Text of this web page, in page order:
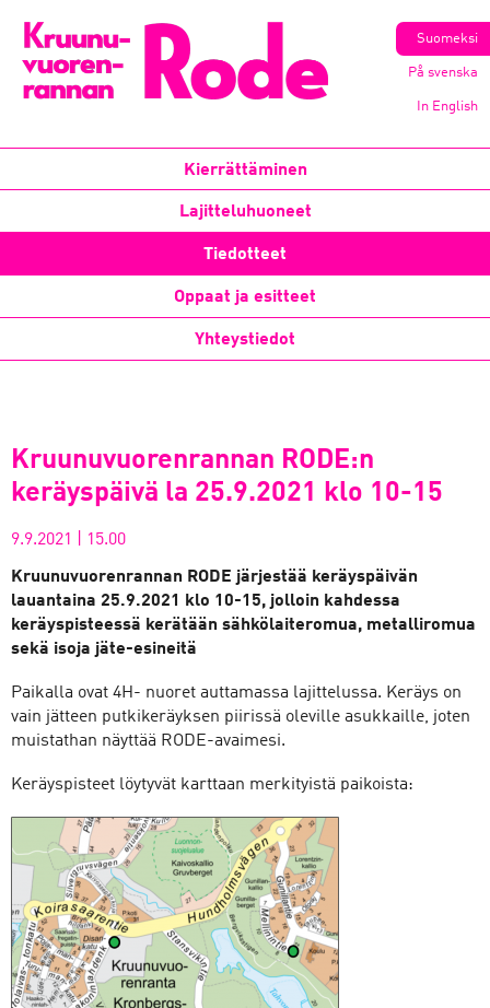
Suomeksi
På svenska
In English
Kierrättäminen
Lajitteluhuoneet
Tiedotteet
Oppaat ja esitteet
Yhteystiedot
Kruunuvuorenrannan RODE:n
keräyspäivä la 25.9.2021 klo 10-15
9.9.2021 15.00
Kruunuvuorenrannan RODE järjestää keräyspäivän
lauantaina 25.9.2021 klo 10-15, jolloin kahdessa
keräyspisteessä kerätään sähkölaiteromua, metalliromua
sekä isoja jäte-esineitä
Paikalla ovat 4H- nuoret auttamassa lajittelussa. Keräys on
vain jätteen putkikeräyksen piirissä oleville asukkaille, joten
muistathan näyttää RODE-avaimesi.
Keräyspisteet löytyvät karttaan merkityistä paikoista: